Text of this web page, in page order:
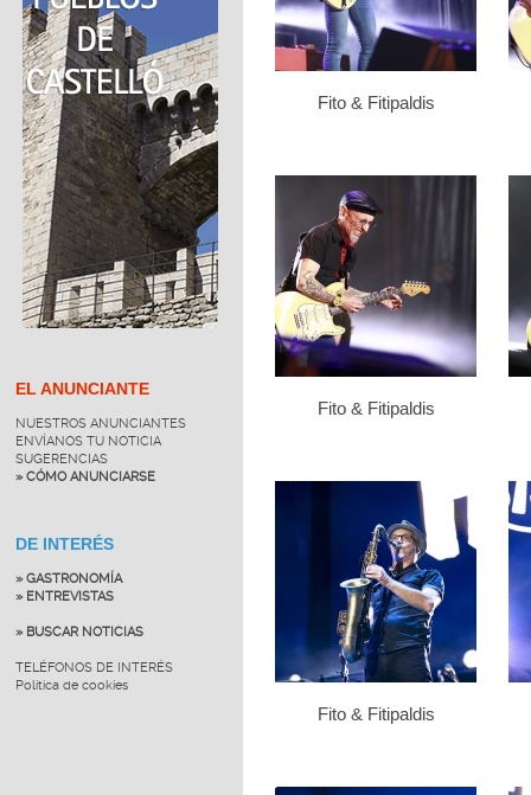
EL ANUNCIANTE
NUESTROS ANUNCIANTES
ENVÍANOS TU NOTICIA
SUGERENCIAS
» CÓMO ANUNCIARSE
DE INTERÉS
» GASTRONOMÍA
» ENTREVISTAS
» BUSCAR NOTICIAS
TELÉFONOS DE INTERÉS
Política de cookies
Fito & Fitipaldis
Fito & Fitipaldis
Fito & Fitipaldis